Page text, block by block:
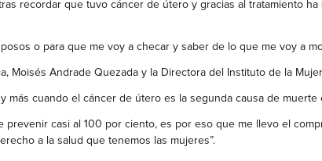
recordar que tuvo cáncer de útero y gracias al tratamiento
o para que me voy a checar y saber de lo que me voy a
Moisés Andrade Quezada y la Directora del Instituto de la
cuando el cáncer de útero es la segunda causa de
casi al 100 por ciento, es por eso que me llevo el
a la salud que tenemos las mujeres”.